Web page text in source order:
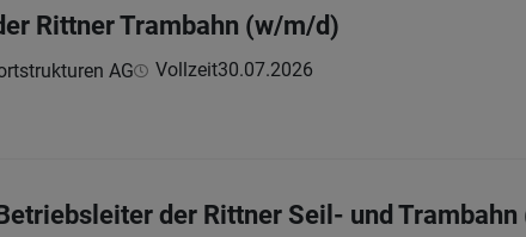
Rittner Trambahn (w/m/d)
AG Vollzeit30.07.2026
der Rittner Seil- und